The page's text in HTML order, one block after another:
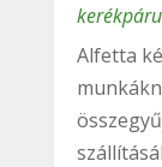
Alfetta